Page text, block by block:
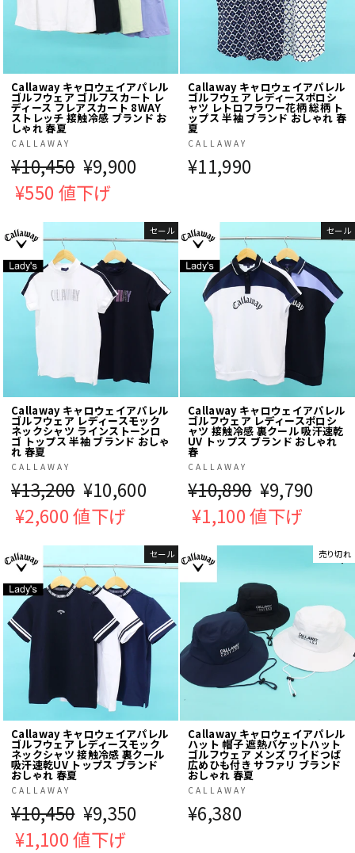
Callaway キャロウェイアパレル
ゴルフウェア ゴルフスカート レ
ディース フレアスカート 8WAY
ストレッチ 接触冷感 ブランド お
しゃれ 春夏
CALLAWAY
通
常
格
¥10,450 販
売
価
格
¥9,900
¥550 値下げ
Callaway キャロウェイアパレル
ゴルフウェア レディースポロシ
ャツ レトロフラワー花柄 総柄 ト
ップス 半袖 ブランド おしゃれ 春
夏
CALLAWAY
¥11,990
セール
Callaway キャロウェイアパレル
ゴルフウェア レディースモック
ネックシャツ ラインストーンロ
ゴ トップス 半袖 ブランド おしゃ
れ 春夏
CALLAWAY
通
常
格
¥13,200 販
売
価
格
¥10,600
¥2,600 値下げ
セール
Callaway キャロウェイアパレル
ゴルフウェア レディースポロシ
ャツ 接触冷感 裏クール 吸汗速乾
UV トップス ブランド おしゃれ
春
CALLAWAY
通
常
格
¥10,890 販
売
価
格
¥9,790
¥1,100 値下げ
セール
Callaway キャロウェイアパレル
ゴルフウェア レディースモック
ネックシャツ 接触冷感 裏クール
吸汗速乾UV トップス ブランド
おしゃれ 春夏
CALLAWAY
通
常
¥10,450 販
売
¥9,350
¥1,100 値下げ
売り切れ
Callaway キャロウェイアパレル
ハット 帽子 遮熱バケットハット
ゴルフウェア メンズ ワイドつば
広めひも付き サファリ ブランド
おしゃれ 春夏
CALLAWAY
¥6,380